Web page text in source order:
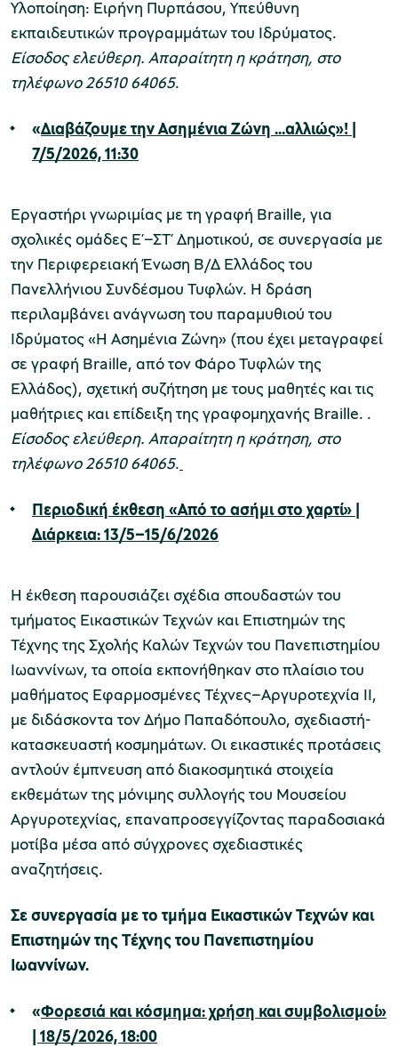
Υλοποίηση: Ειρήνη Πυρπάσου, Υπεύθυνη
εκπαιδευτικών προγραμμάτων του Ιδρύματος.
Είσοδος ελεύθερη. Απαραίτητη η κράτηση, στο
τηλέφωνο 26510 64065.
«Διαβάζουμε την Ασημένια Ζώνη ...αλλιώς»! |
7/5/2026, 11:30
Εργαστήρι γνωριμίας με τη γραφή Braille, για
σχολικές ομάδες Ε’–ΣΤ’ Δημοτικού, σε συνεργασία με
την Περιφερειακή Ένωση Β/Δ Ελλάδος του
Πανελλήνιου Συνδέσμου Τυφλών. Η δράση
περιλαμβάνει ανάγνωση του παραμυθιού του
Ιδρύματος «Η Ασημένια Ζώνη» (που έχει μεταγραφεί
σε γραφή Braille, από τον Φάρο Τυφλών της
Ελλάδος), σχετική συζήτηση με τους μαθητές και τις
μαθήτριες και επίδειξη της γραφομηχανής Braille. .
Είσοδος ελεύθερη. Απαραίτητη η κράτηση, στο
τηλέφωνο 26510 64065.
Περιοδική έκθεση «Από το ασήμι στο χαρτί» |
Διάρκεια: 13/5–15/6/2026
Η έκθεση παρουσιάζει σχέδια σπουδαστών του
τμήματος Εικαστικών Τεχνών και Επιστημών της
Τέχνης της Σχολής Καλών Τεχνών του Πανεπιστημίου
Ιωαννίνων, τα οποία εκπονήθηκαν στο πλαίσιο του
μαθήματος Εφαρμοσμένες Τέχνες–Αργυροτεχνία ΙΙ,
με διδάσκοντα τον Δήμο Παπαδόπουλο, σχεδιαστή-
κατασκευαστή κοσμημάτων. Οι εικαστικές προτάσεις
αντλούν έμπνευση από διακοσμητικά στοιχεία
εκθεμάτων της μόνιμης συλλογής του Μουσείου
Αργυροτεχνίας, επαναπροσεγγίζοντας παραδοσιακά
μοτίβα μέσα από σύγχρονες σχεδιαστικές
αναζητήσεις.
Σε συνεργασία με το τμήμα Εικαστικών Τεχνών και
Επιστημών της Τέχνης του Πανεπιστημίου
Ιωαννίνων.
«Φορεσιά και κόσμημα: χρήση και συμβολισμοί»
| 18/5/2026, 18:00